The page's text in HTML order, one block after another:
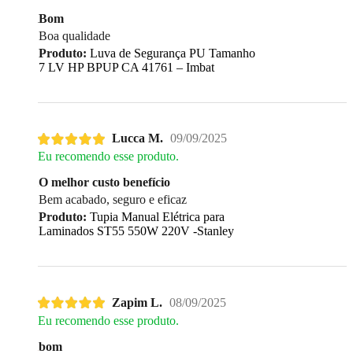
Bom
Boa qualidade
Produto: Luva de Segurança PU Tamanho
7 LV HP BPUP CA 41761 – Imbat
Lucca M. 09/09/2025
Eu recomendo esse produto.
O melhor custo benefício
Bem acabado, seguro e eficaz
Produto: Tupia Manual Elétrica para
Laminados ST55 550W 220V -Stanley
Zapim L. 08/09/2025
Eu recomendo esse produto.
bom